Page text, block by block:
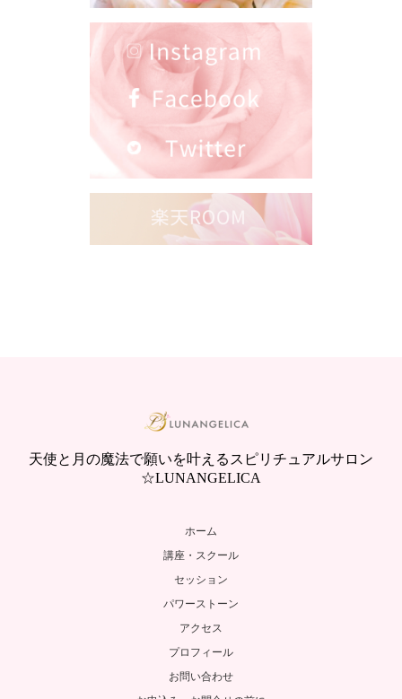
天使と月の魔法で願いを叶えるスピリチュアルサロン
☆LUNANGELICA
ホーム
講座・スクール
セッション
パワーストーン
アクセス
プロフィール
お問い合わせ